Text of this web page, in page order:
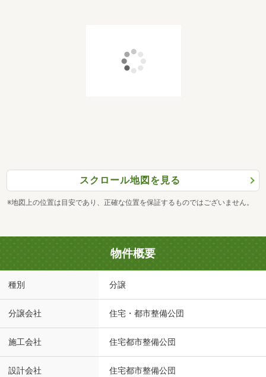
スクロール地図を見る
※地図上の位置は目安であり、正確な位置を保証するものではございません。
物件概要
種別 分譲
分譲会社 住宅・都市整備公団
施工会社 住宅都市整備公団
設計会社 住宅都市整備公団